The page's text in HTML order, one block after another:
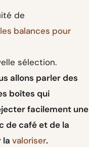
de
balances pour
sélection.
allons parler des
boîtes qui
facilement une
de café et de la
la valoriser.